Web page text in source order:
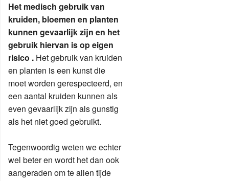
Het medisch gebruik van
kruiden, bloemen en planten
kunnen gevaarlijk zijn en het
gebruik hiervan is op eigen
risico . Het gebruik van kruiden
en planten is een kunst die
moet worden gerespecteerd, en
een aantal kruiden kunnen als
even gevaarlijk zijn als gunstig
als het niet goed gebruikt.
Tegenwoordig weten we echter
wel beter en wordt het dan ook
aangeraden om te allen tijde